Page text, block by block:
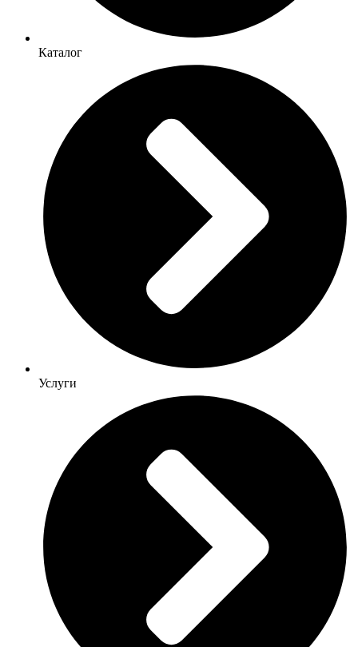
Каталог
Услуги